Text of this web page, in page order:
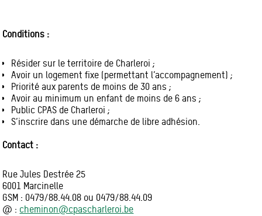
Conditions :
Résider sur le territoire de Charleroi ;
Avoir un logement fixe (permettant l’accompagnement) ;
Priorité aux parents de moins de 30 ans ;
Avoir au minimum un enfant de moins de 6 ans ;
Public CPAS de Charleroi ;
S’inscrire dans une démarche de libre adhésion.
Contact :
Rue Jules Destrée 25
6001 Marcinelle
GSM : 0479/88.44.08 ou 0479/88.44.09
@ : cheminon@cpascharleroi.be